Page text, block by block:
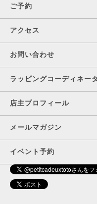
ご予約
アクセス
お問い合わせ
ラッピングコーディネ
店主プロフィール
メールマガジン
イベント予約